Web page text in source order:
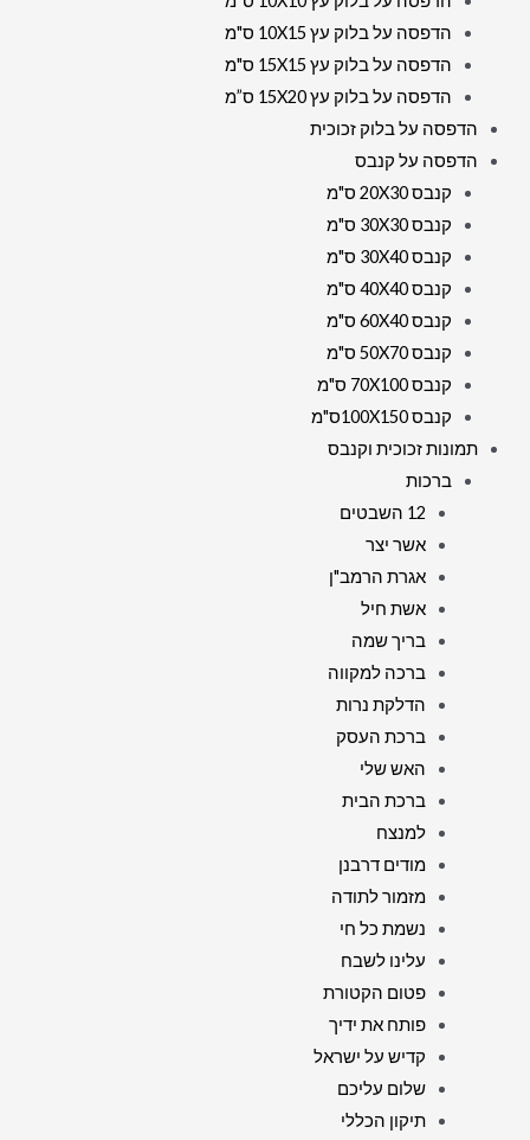
הדפסה על בלוק עץ 10X15 ס"מ
הדפסה על בלוק עץ 15X15 ס"מ
הדפסה על בלוק עץ 15X20 ס”מ
הדפסה על בלוק זכוכית
הדפסה על קנבס
קנבס 20X30 ס"מ
קנבס 30X30 ס"מ
קנבס 30X40 ס"מ
קנבס 40X40 ס"מ
קנבס 60X40 ס"מ
קנבס 50X70 ס"מ
קנבס 70X100 ס"מ
קנבס 100X150ס"מ
תמונות זכוכית וקנבס
ברכות
12 השבטים
אשר יצר
אגרת הרמב"ן
אשת חיל
בריך שמה
ברכה למקווה
הדלקת נרות
ברכת העסק
האש שלי
ברכת הבית
למנצח
מודים דרבנן
מזמור לתודה
נשמת כל חי
עלינו לשבח
פטום הקטורת
פותח את ידיך
קדיש על ישראל
שלום עליכם
תיקון הכללי